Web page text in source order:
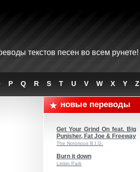
текстов песен во всем рунете!
P Q R S T U V W X Y Z
новые переводы
Get Your Grind On feat. Big
Punisher, Fat Joe & Freeway
The Notorious B.I.G.
Burn it down
Linkin Park